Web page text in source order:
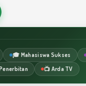
🎓 Mahasiswa Sukses
📺 Arda TV